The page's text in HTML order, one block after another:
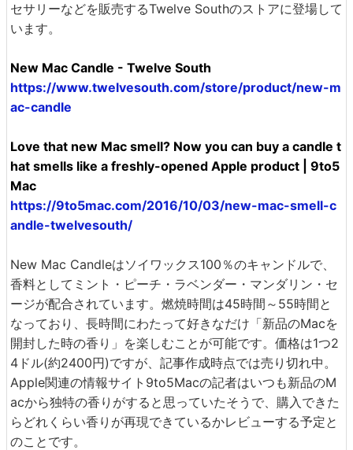
セサリーなどを販売するTwelve Southのストアに登場して
います。
New Mac Candle - Twelve South
https://www.twelvesouth.com/store/product/new-m
ac-candle
Love that new Mac smell? Now you can buy a candle t
hat smells like a freshly-opened Apple product | 9to5
Mac
https://9to5mac.com/2016/10/03/new-mac-smell-c
andle-twelvesouth/
New Mac Candleはソイワックス100％のキャンドルで、
香料としてミント・ピーチ・ラベンダー・マンダリン・セ
ージが配合されています。燃焼時間は45時間～55時間と
なっており、長時間にわたって好きなだけ「新品のMacを
開封した時の香り」を楽しむことが可能です。価格は1つ2
4ドル(約2400円)ですが、記事作成時点では売り切れ中。
Apple関連の情報サイト9to5Macの記者はいつも新品のM
acから独特の香りがすると思っていたそうで、購入できた
らどれくらい香りが再現できているかレビューする予定と
のことです。